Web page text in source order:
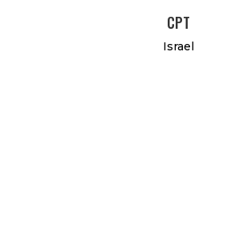
CPT
Israel